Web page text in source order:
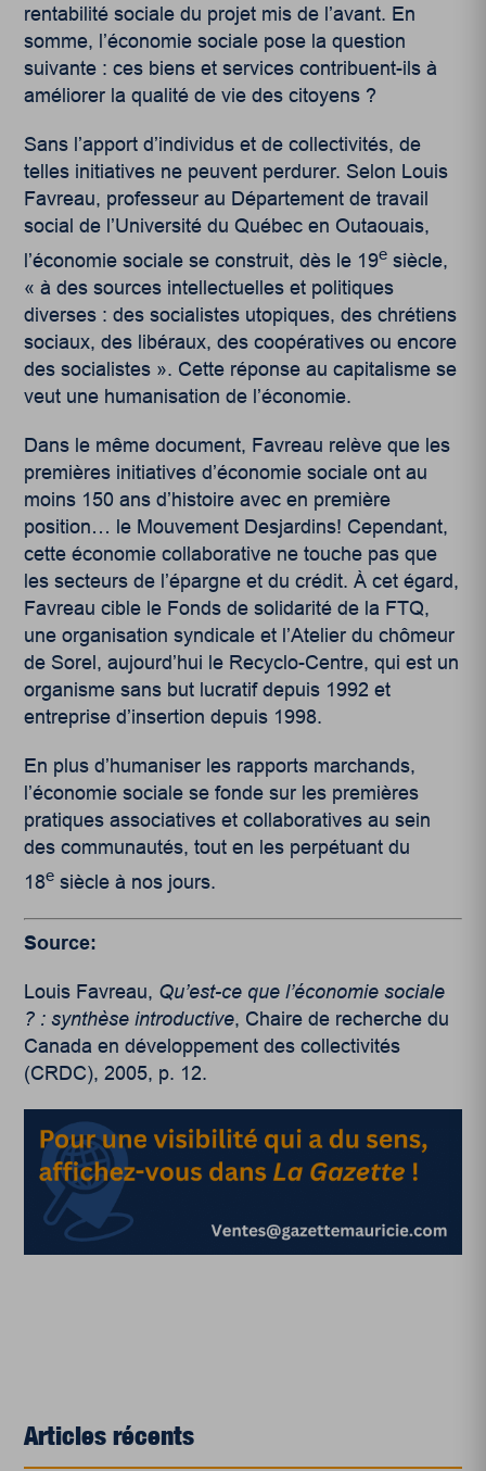
rentabilité sociale du projet mis de l’avant. En
somme, l’économie sociale pose la question
suivante : ces biens et services contribuent-ils à
améliorer la qualité de vie des citoyens ?
Sans l’apport d’individus et de collectivités, de
telles initiatives ne peuvent perdurer. Selon Louis
Favreau, professeur au Département de travail
social de l’Université du Québec en Outaouais,
l’économie sociale se construit, dès le 19e siècle,
« à des sources intellectuelles et politiques
diverses : des socialistes utopiques, des chrétiens
sociaux, des libéraux, des coopératives ou encore
des socialistes ». Cette réponse au capitalisme se
veut une humanisation de l’économie.
Dans le même document, Favreau relève que les
premières initiatives d’économie sociale ont au
moins 150 ans d’histoire avec en première
position… le Mouvement Desjardins! Cependant,
cette économie collaborative ne touche pas que
les secteurs de l’épargne et du crédit. À cet égard,
Favreau cible le Fonds de solidarité de la FTQ,
une organisation syndicale et l’Atelier du chômeur
de Sorel, aujourd’hui le Recyclo-Centre, qui est un
organisme sans but lucratif depuis 1992 et
entreprise d’insertion depuis 1998.
En plus d’humaniser les rapports marchands,
l’économie sociale se fonde sur les premières
pratiques associatives et collaboratives au sein
des communautés, tout en les perpétuant du
18e siècle à nos jours.
Source:
Louis Favreau, Qu’est-ce que l’économie sociale
? : synthèse introductive, Chaire de recherche du
Canada en développement des collectivités
(CRDC), 2005, p. 12.
Articles récents